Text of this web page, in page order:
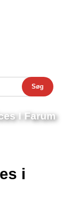
Søg
I Farum
i